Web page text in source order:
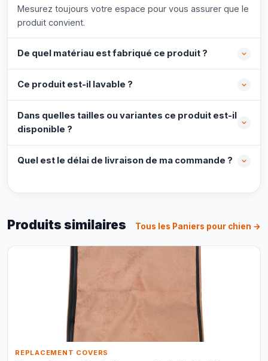
Mesurez toujours votre espace pour vous assurer que le
produit convient.
De quel matériau est fabriqué ce produit ?
Ce produit est-il lavable ?
Dans quelles tailles ou variantes ce produit est-il
disponible ?
Quel est le délai de livraison de ma commande ?
Produits similaires Tous les Paniers pour chien →
REPLACEMENT COVERS